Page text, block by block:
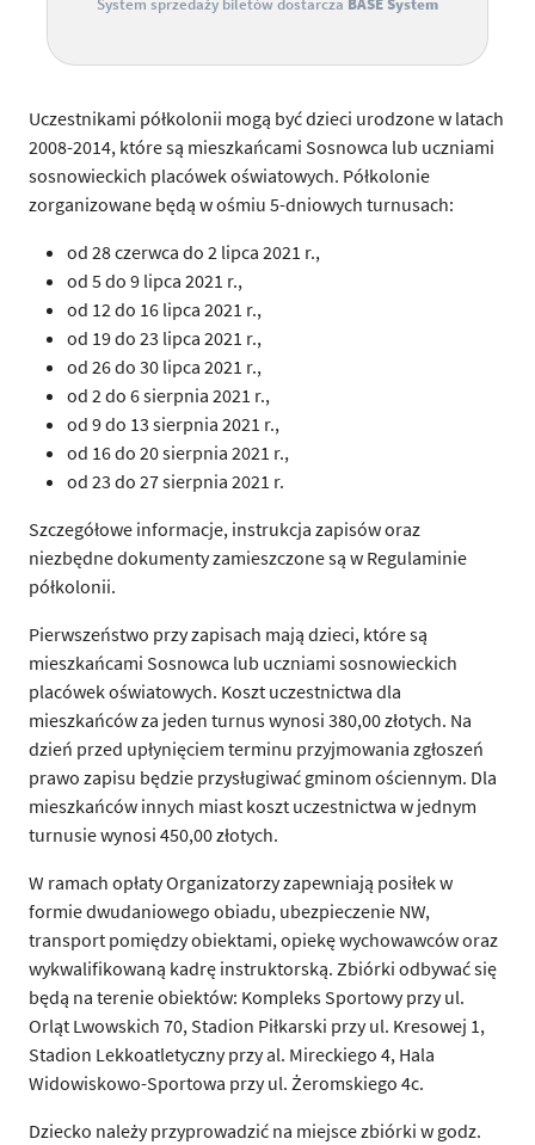
Uczestnikami półkolonii mogą być dzieci urodzone w latach
2008-2014, które są mieszkańcami Sosnowca lub uczniami
sosnowieckich placówek oświatowych. Półkolonie
zorganizowane będą w ośmiu 5-dniowych turnusach:
od 28 czerwca do 2 lipca 2021 r.,
od 5 do 9 lipca 2021 r.,
od 12 do 16 lipca 2021 r.,
od 19 do 23 lipca 2021 r.,
od 26 do 30 lipca 2021 r.,
od 2 do 6 sierpnia 2021 r.,
od 9 do 13 sierpnia 2021 r.,
od 16 do 20 sierpnia 2021 r.,
od 23 do 27 sierpnia 2021 r.
Szczegółowe informacje, instrukcja zapisów oraz
niezbędne dokumenty zamieszczone są w Regulaminie
półkolonii.
Pierwszeństwo przy zapisach mają dzieci, które są
mieszkańcami Sosnowca lub uczniami sosnowieckich
placówek oświatowych. Koszt uczestnictwa dla
mieszkańców za jeden turnus wynosi 380,00 złotych. Na
dzień przed upłynięciem terminu przyjmowania zgłoszeń
prawo zapisu będzie przysługiwać gminom ościennym. Dla
mieszkańców innych miast koszt uczestnictwa w jednym
turnusie wynosi 450,00 złotych.
W ramach opłaty Organizatorzy zapewniają posiłek w
formie dwudaniowego obiadu, ubezpieczenie NW,
transport pomiędzy obiektami, opiekę wychowawców oraz
wykwalifikowaną kadrę instruktorską. Zbiórki odbywać się
będą na terenie obiektów: Kompleks Sportowy przy ul.
Orląt Lwowskich 70, Stadion Piłkarski przy ul. Kresowej 1,
Stadion Lekkoatletyczny przy al. Mireckiego 4, Hala
Widowiskowo-Sportowa przy ul. Żeromskiego 4c.
Dziecko należy przyprowadzić na miejsce zbiórki w godz.